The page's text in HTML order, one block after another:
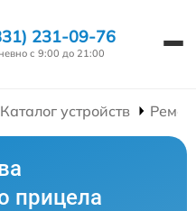
231-09-76
с 9:00 до 21:00
Каталог устройств
прицела